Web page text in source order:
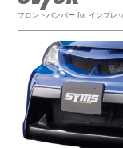
VN
ZD8/ZN8
フロントバンパー for インプレ